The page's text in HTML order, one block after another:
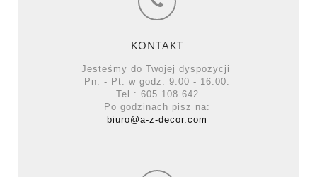
KONTAKT
Jesteśmy do Twojej dyspozycji
Pn. - Pt. w godz. 9:00 - 16:00.
Tel.: 605 108 642
Po godzinach pisz na:
biuro@a-z-decor.com